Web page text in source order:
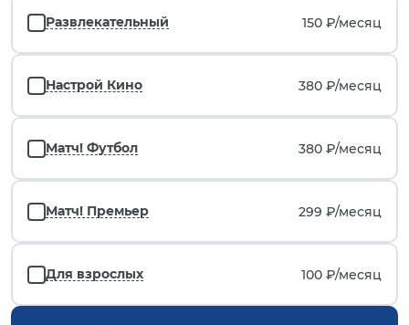
Развлекательный 150 ₽/месяц
Настрой Кино 380 ₽/месяц
Матч! Футбол 380 ₽/месяц
Матч! Премьер 299 ₽/месяц
Для взрослых 100 ₽/месяц